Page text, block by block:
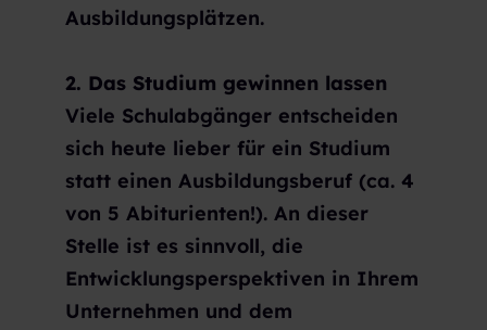
Ausbildungsplätzen.
2. Das Studium gewinnen lassen
Viele Schulabgänger entscheiden
sich heute lieber für ein Studium
statt einen Ausbildungsberuf (ca. 4
von 5 Abiturienten!). An dieser
Stelle ist es sinnvoll, die
Entwicklungsperspektiven in Ihrem
Unternehmen und dem